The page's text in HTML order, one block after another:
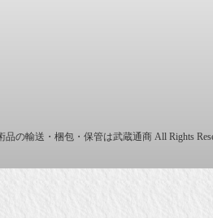
の輸送・梱包・保管は武蔵通商 All Rights